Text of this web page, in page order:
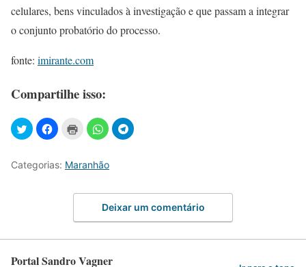
celulares, bens vinculados à investigação e que passam a integrar
o conjunto probatório do processo.
fonte: imirante.com
Compartilhe isso:
Categorias: Maranhão
Deixar um comentário
Portal Sandro Vagner